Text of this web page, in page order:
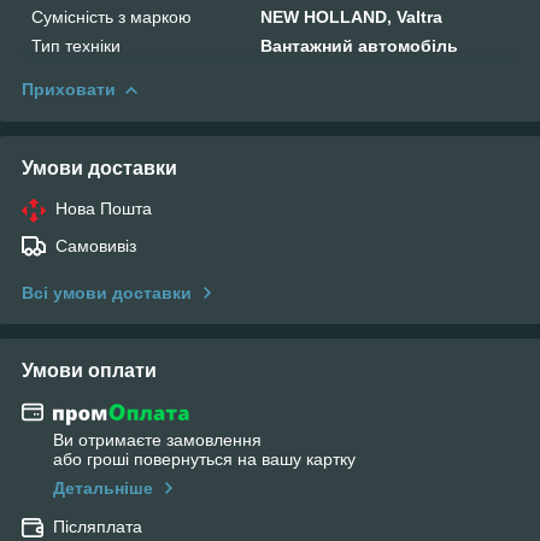
Сумісність з маркою
NEW HOLLAND, Valtra
Тип техніки
Вантажний автомобіль
Приховати
Умови доставки
Нова Пошта
Самовивіз
Всі умови доставки
Умови оплати
Ви отримаєте замовлення
або гроші повернуться на вашу картку
Детальніше
Післяплата